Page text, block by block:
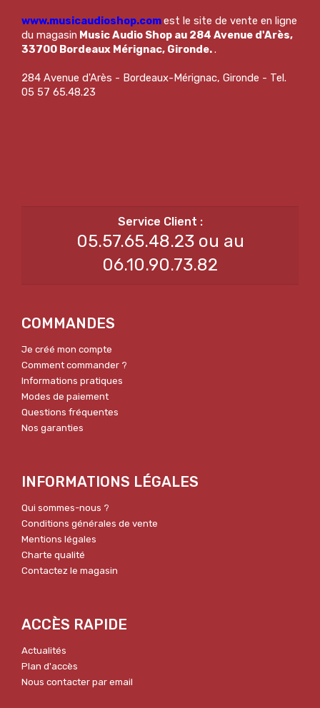
www.musicaudioshop.comest le site de vente en ligne
du magasin Music Audio Shop au 284 Avenue d'Arès,
33700 Bordeaux Mérignac, Gironde..
284 Avenue d'Arès - Bordeaux-Mérignac, Gironde - Tel.
05 57 65.48.23
05.57.65.48.23 ou au
06.10.90.73.82
COMMANDES
Je créé mon compte
Comment commander ?
Informations pratiques
Modes de paiement
Questions fréquentes
Nos garanties
INFORMATIONS LÉGALES
Qui sommes-nous ?
Conditions générales de vente
Mentions légales
Charte qualité
Contactez le magasin
ACCÈS RAPIDE
Actualités
Plan d'accès
Nous contacter par email